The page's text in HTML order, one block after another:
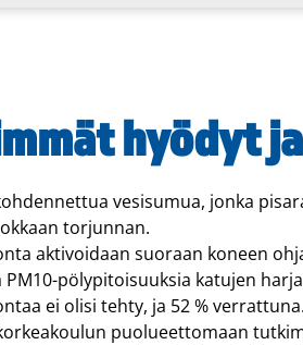
hyödyt
vesisumua, jonka
torjunnan.
aktivoidaan suoraan koneen
PM10-pölypitoisuuksia katujen
ei olisi tehty, ja 52 %
puolueettomaan